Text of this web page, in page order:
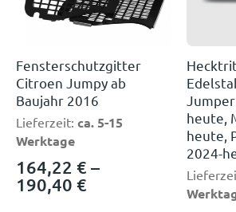
Fensterschutzgitter
Citroen Jumpy ab
Baujahr 2016
Lieferzeit: ca. 5-15
Werktage
164,22 € –
190,40 €
heute,
heute,
2024-